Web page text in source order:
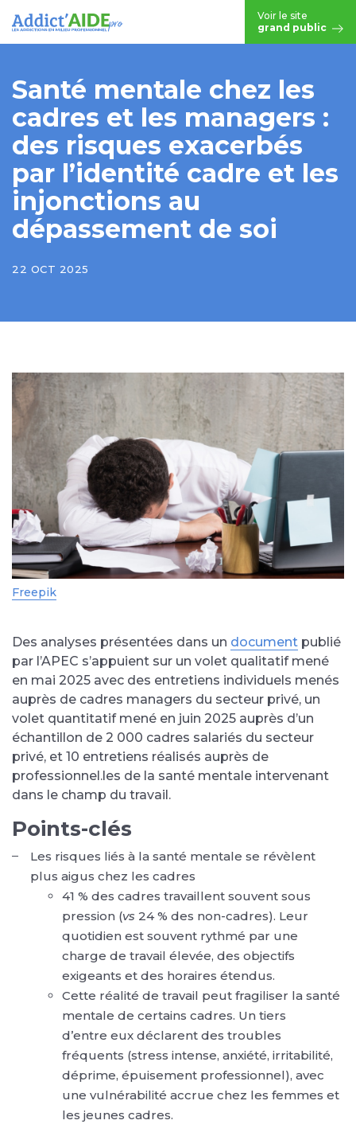
Voir le site
grand public
Santé mentale chez les
cadres et les managers :
des risques exacerbés
par l’identité cadre et les
injonctions au
dépassement de soi
22 OCT 2025
Freepik
Des analyses présentées dans un document publié
par l’APEC s’appuient sur un volet qualitatif mené
en mai 2025 avec des entretiens individuels menés
auprès de cadres managers du secteur privé, un
volet quantitatif mené en juin 2025 auprès d’un
échantillon de 2 000 cadres salariés du secteur
privé, et 10 entretiens réalisés auprès de
professionnel.les de la santé mentale intervenant
dans le champ du travail.
Points-clés
Les risques liés à la santé mentale se révèlent
plus aigus chez les cadres
41 % des cadres travaillent souvent sous
pression (vs 24 % des non-cadres). Leur
quotidien est souvent rythmé par une
charge de travail élevée, des objectifs
exigeants et des horaires étendus.
Cette réalité de travail peut fragiliser la santé
mentale de certains cadres. Un tiers
d’entre eux déclarent des troubles
fréquents (stress intense, anxiété, irritabilité,
déprime, épuisement professionnel), avec
une vulnérabilité accrue chez les femmes et
les jeunes cadres.